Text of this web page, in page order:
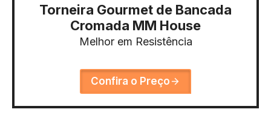
Torneira Gourmet de Bancada
Cromada MM House
Melhor em Resistência
Confira o Preço